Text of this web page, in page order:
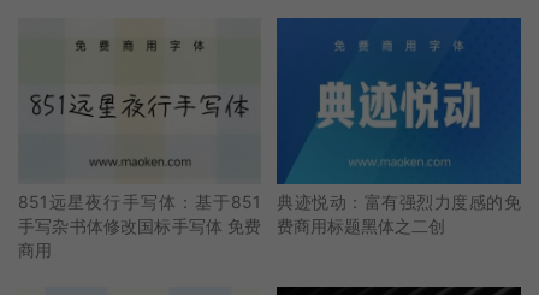
851远星夜行手写体：基于851
手写杂书体修改国标手写体 免费
商用
典迹悦动：富有强烈力度感的免
费商用标题黑体之二创